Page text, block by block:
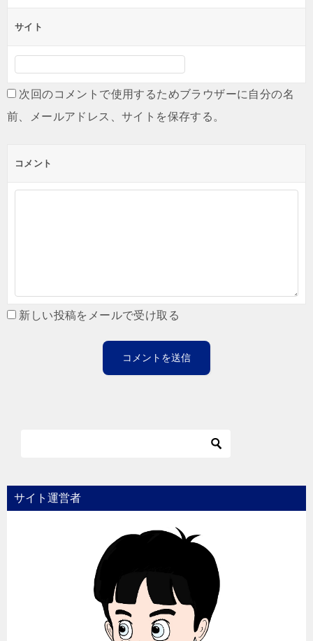
サイト
次回のコメントで使用するためブラウザーに自分の名
前、メールアドレス、サイトを保存する。
コメント
新しい投稿をメールで受け取る
サイト運営者